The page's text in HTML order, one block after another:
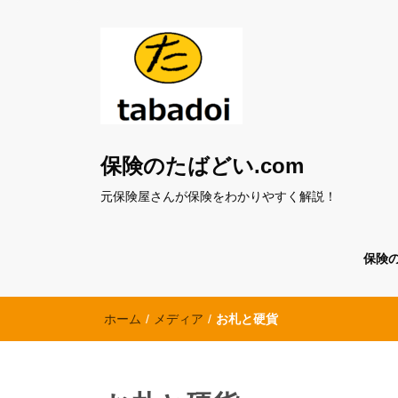
保険のたばどい.com
元保険屋さんが保険をわかりやすく解説！
保険
ホーム / メディア / お札と硬貨